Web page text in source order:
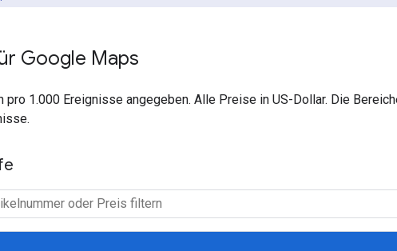
Google Maps
pro 1.000 Ereignisse angegeben. Alle Preise in US-Dollar. Die